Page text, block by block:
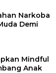
Narkoba
Demi
Mindful
Anak